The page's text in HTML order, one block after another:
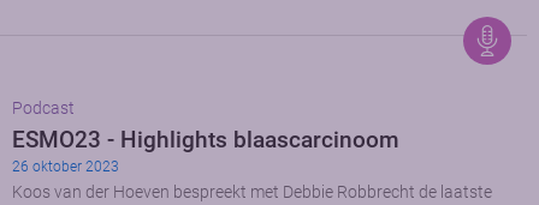
Podcast
ESMO23 - Highlights blaascarcinoom
26 oktober 2023
Koos van der Hoeven bespreekt met Debbie Robbrecht de laatste